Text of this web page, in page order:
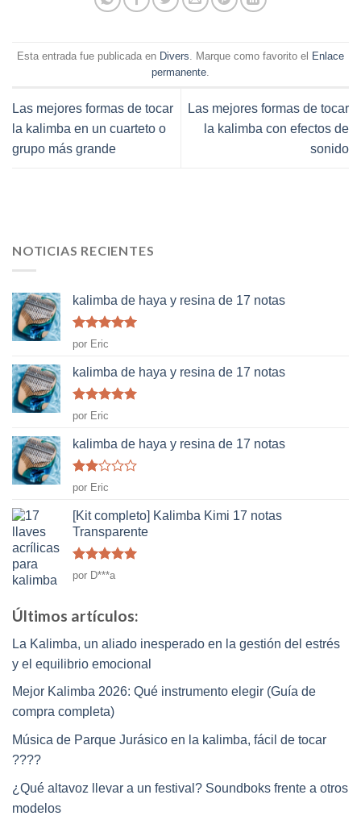
Esta entrada fue publicada en Divers . Marque como favorito el Enlace
permanente
Las mejores formas de tocar
la kalimba en un cuarteto o
grupo más grande
Las mejores formas de tocar
la kalimba con efectos de
sonido
NOTICIAS RECIENTES
kalimba de haya y resina de 17 notas
Rated
5
por Eric
kalimba de haya y resina de 17 notas
Rated
5
por Eric
kalimba de haya y resina de 17 notas
Rated
2
5
por Eric
[Kit completo] Kalimba Kimi 17 notas
Transparente
Rated5
5
por D***a
Últimos artículos:
La Kalimba, un aliado inesperado en la gestión del estrés
y el equilibrio emocional
Mejor Kalimba 2026: Qué instrumento elegir (Guía de
compra completa)
Música de Parque Jurásico en la kalimba, fácil de tocar
????
¿Qué altavoz llevar a un festival? Soundboks frente a otros
modelos